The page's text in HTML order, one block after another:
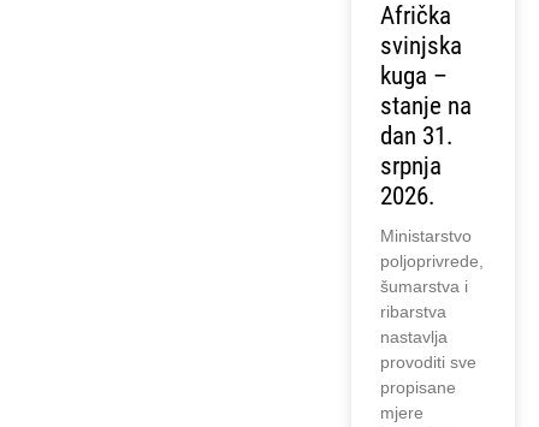
Afrička
svinjska
kuga –
stanje na
dan 31.
srpnja
2026.
Ministarstvo
poljoprivrede,
šumarstva i
ribarstva
nastavlja
provoditi sve
propisane
mjere